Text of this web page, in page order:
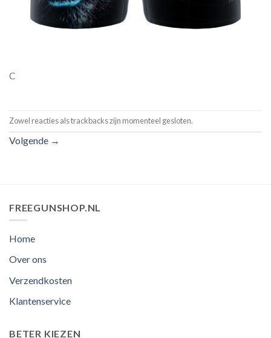
C
Zowel reacties als trackbacks zijn momenteel gesloten.
Volgende →
FREEGUNSHOP.NL
Home
Over ons
Verzendkosten
Klantenservice
BETER KIEZEN